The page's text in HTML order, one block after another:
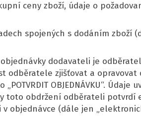
ceny zboží, údaje o
spojených s dodáním zboží
objednávky dodavateli je
odběratele zjišťovat a
OBJEDNÁVKU“.
toto obdržení odběrateli
v objednávce (dále jen